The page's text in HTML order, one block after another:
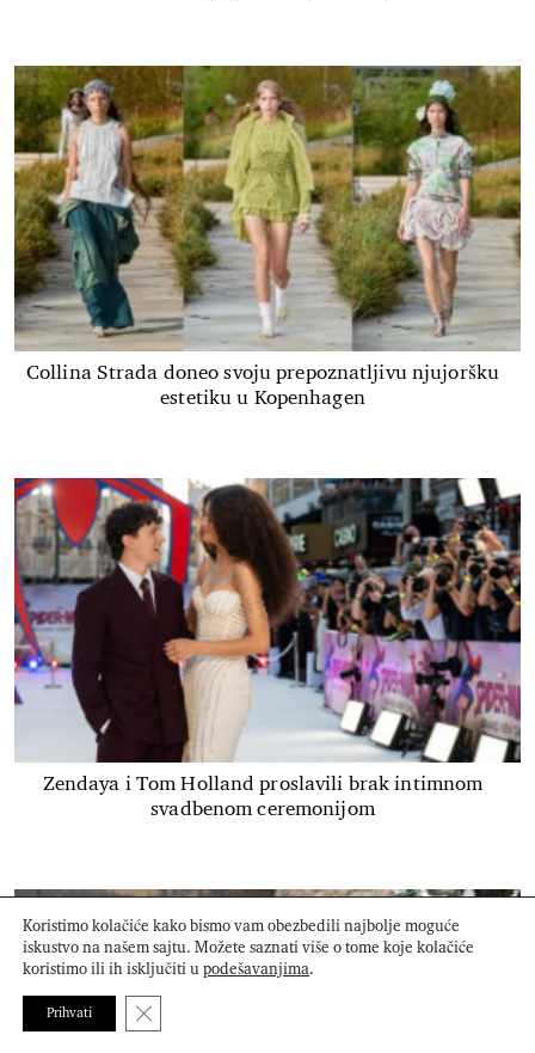
Collina Strada doneo svoju prepoznatljivu njujoršku
estetiku u Kopenhagen
Zendaya i Tom Holland proslavili brak intimnom
svadbenom ceremonijom
Koristimo kolačiće kako bismo vam obezbedili najbolje moguće
iskustvo na našem sajtu. Možete saznati više o tome koje kolačiće
koristimo ili ih isključiti upodešavanjima.
Prihvati Close GDPR Cookie Banner